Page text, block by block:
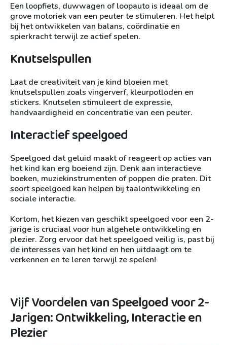
Een loopfiets, duwwagen of loopauto is ideaal om de
grove motoriek van een peuter te stimuleren. Het helpt
bij het ontwikkelen van balans, coördinatie en
spierkracht terwijl ze actief spelen.
Knutselspullen
Laat de creativiteit van je kind bloeien met
knutselspullen zoals vingerverf, kleurpotloden en
stickers. Knutselen stimuleert de expressie,
handvaardigheid en concentratie van een peuter.
Interactief speelgoed
Speelgoed dat geluid maakt of reageert op acties van
het kind kan erg boeiend zijn. Denk aan interactieve
boeken, muziekinstrumenten of poppen die praten. Dit
soort speelgoed kan helpen bij taalontwikkeling en
sociale interactie.
Kortom, het kiezen van geschikt speelgoed voor een 2-
jarige is cruciaal voor hun algehele ontwikkeling en
plezier. Zorg ervoor dat het speelgoed veilig is, past bij
de interesses van het kind en hen uitdaagt om te
verkennen en te leren terwijl ze spelen!
Vijf Voordelen van Speelgoed voor 2-
Jarigen: Ontwikkeling, Interactie en
Plezier